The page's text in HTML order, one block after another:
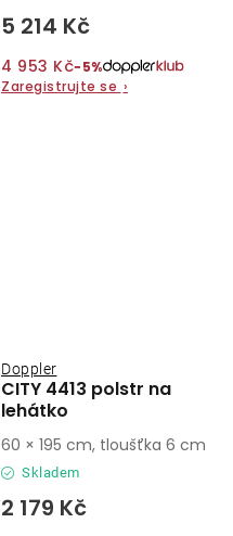
5 214 Kč
4 953 Kč−5%
Zaregistrujte se ›
CITY 4413 polstr na
lehátko
Doppler
Skladem
2 179 Kč
60 × 195 cm, tloušťka 6 cm